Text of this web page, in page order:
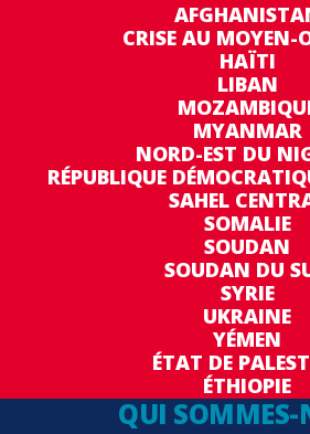
CRISE AU MOYEN-
HAÏTI
LIBAN
MYANMAR
NORD-EST DU
RÉPUBLIQUE
SAHEL
SOMALIE
SOUDAN
SOUDAN DU
SYRIE
UKRAINE
YÉMEN
ÉTAT DE
ÉTHIOPIE
QUI SOMMES-